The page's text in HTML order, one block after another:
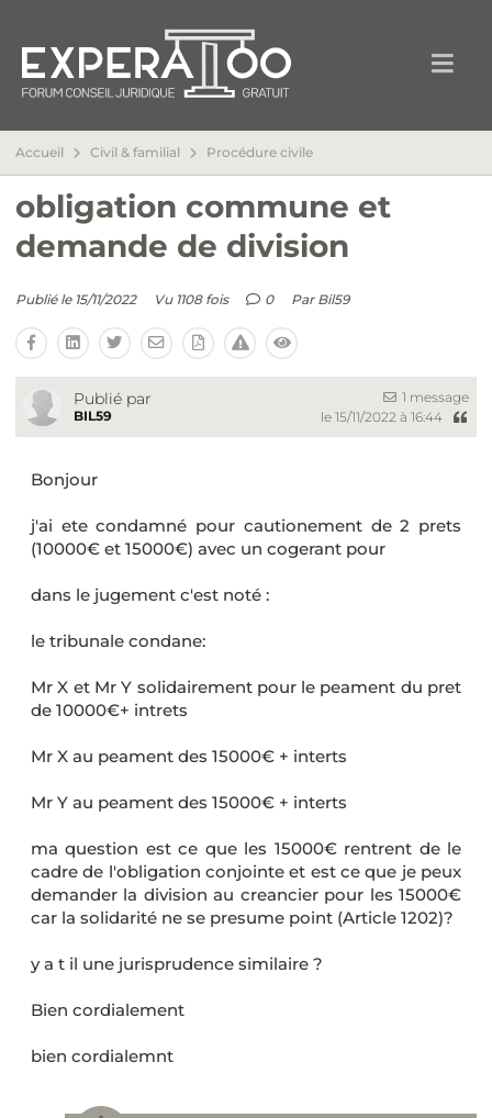
Accueil Civil & familial Procédure civile
obligation commune et
demande de division
Publié le 15/11/2022 Vu 1108 fois 0 Par Bil59
Publié par
BIL59
1 message
le 15/11/2022 à 16:44
Bonjour
j'ai ete condamné pour cautionement de 2 prets
(10000€ et 15000€) avec un cogerant pour
dans le jugement c'est noté :
le tribunale condane:
Mr X et Mr Y solidairement pour le peament du pret
de 10000€+ intrets
Mr X au peament des 15000€ + interts
Mr Y au peament des 15000€ + interts
ma question est ce que les 15000€ rentrent de le
cadre de l'obligation conjointe et est ce que je peux
demander la division au creancier pour les 15000€
car la solidarité ne se presume point (Article 1202)?
y a t il une jurisprudence similaire ?
Bien cordialement
bien cordialemnt